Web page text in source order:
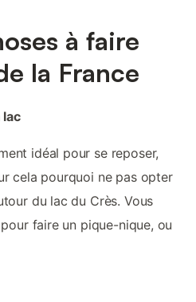
à faire
la France
lac
idéal pour se reposer,
cela pourquoi ne pas opter
du lac du Crès. Vous
faire un pique-nique, ou